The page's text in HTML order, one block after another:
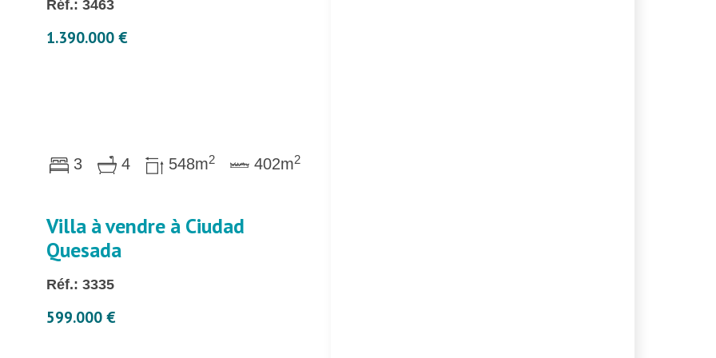
Réf.: 3463
1.390.000 €
3 4 548m2 402m2
Villa à vendre à Ciudad
Quesada
Réf.: 3335
599.000 €